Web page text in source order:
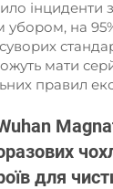
інциденти
убором, на
мати
правил
для